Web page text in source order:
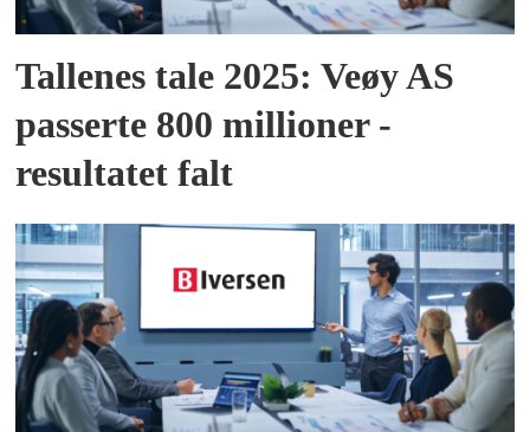
Tallenes tale 2025: Veøy AS
passerte 800 millioner -
resultatet falt